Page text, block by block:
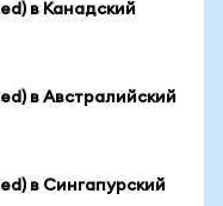
в Канадский
в Австралийский
в Сингапурский